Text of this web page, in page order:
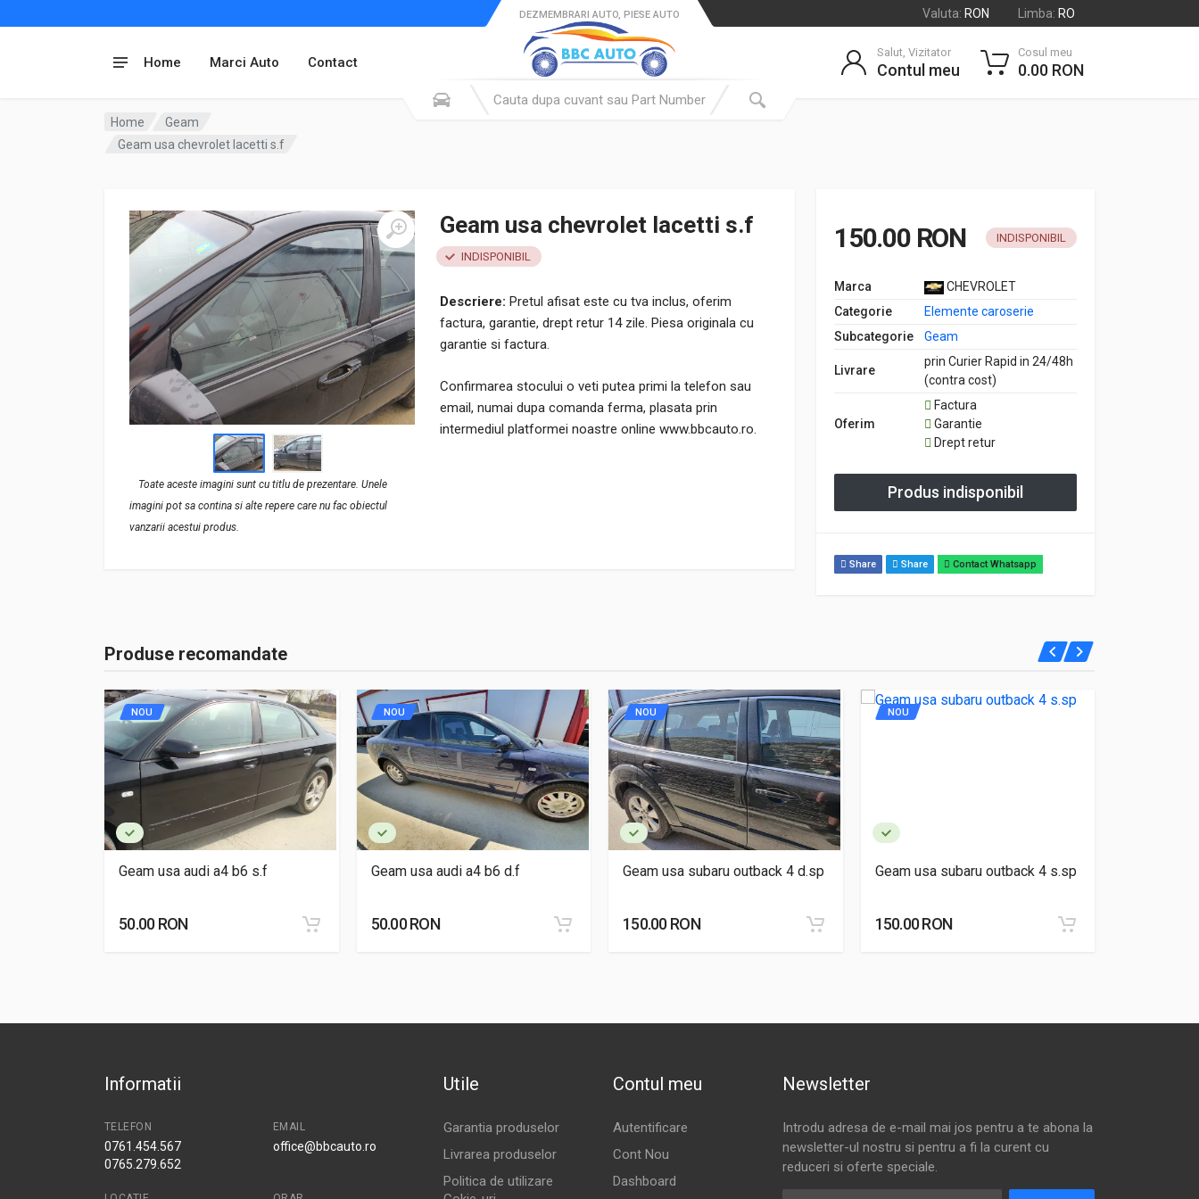
Valuta: RON Limba: RO
Home Marci Auto Contact
DEZMEMBRARI AUTO, PIESE AUTO
Salut, Vizitator
Contul meu
Cosul meu
0.00 RON
Home
Geam
Geam usa chevrolet lacetti s.f
Toate aceste imagini sunt cu titlu de prezentare. Unele
imagini pot sa contina si alte repere care nu fac obiectul
vanzarii acestui produs.
Geam usa chevrolet lacetti s.f
INDISPONIBIL
Descriere: Pretul afisat este cu tva inclus, oferim
factura, garantie, drept retur 14 zile. Piesa originala cu
garantie si factura.
Confirmarea stocului o veti putea primi la telefon sau
email, numai dupa comanda ferma, plasata prin
intermediul platformei noastre online www.bbcauto.ro.
150.00 RON INDISPONIBIL
Marca
CHEVROLET
Categorie
Elemente caroserie
Subcategorie
Geam
Livrare
prin Curier Rapid in 24/48h
(contra cost)
Oferim
Factura
Garantie
Drept retur
Produs indisponibil
Share Share Contact Whatsapp
Produse recomandate
NOU
Geam usa audi a4 b6 s.f
50.00 RON
NOU
Geam usa audi a4 b6 d.f
50.00 RON
NOU
Geam usa subaru outback 4 d.sp
150.00 RON
NOU
Geam usa subaru outback 4 s.sp
150.00 RON
Informatii
TELEFON
0761.454.567
0765.279.652
EMAIL
office@bbcauto.ro
Utile
Garantia produselor
Livrarea produselor
Politica de utilizare
Contul meu
Autentificare
Cont Nou
Dashboard
Newsletter
Introdu adresa de e-mail mai jos pentru a te abona la
newsletter-ul nostru si pentru a fi la curent cu
reduceri si oferte speciale.